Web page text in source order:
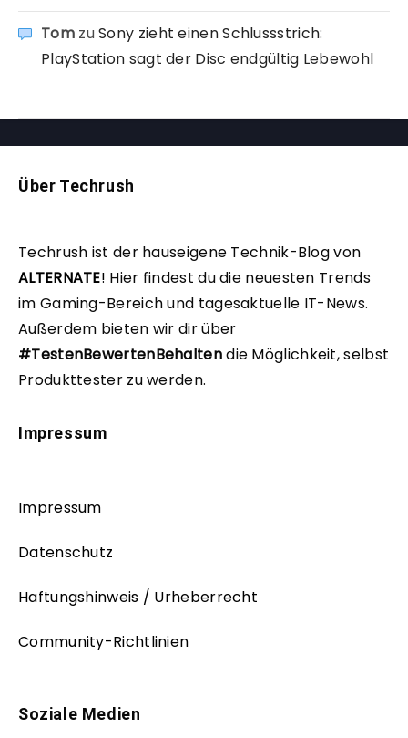
TomzuSony zieht einen Schlussstrich:
PlayStation sagt der Disc endgültig Lebewohl
Über Techrush
Techrush ist der hauseigene Technik-Blog von
ALTERNATE! Hier findest du die neuesten Trends
im Gaming-Bereich und tagesaktuelle IT-News.
Außerdem bieten wir dir über
#TestenBewertenBehaltendie Möglichkeit, selbst
Produkttester zu werden.
Impressum
Impressum
Datenschutz
Haftungshinweis / Urheberrecht
Community-Richtlinien
Soziale Medien